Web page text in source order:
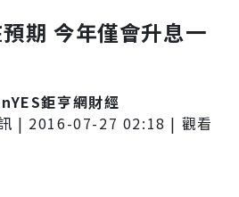
期 今年僅會升息一
鉅亨網財經
| 2016-07-27 02:18 | 觀看